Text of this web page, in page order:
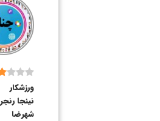
ورزشکار
نینجا رنجر
شهرضا